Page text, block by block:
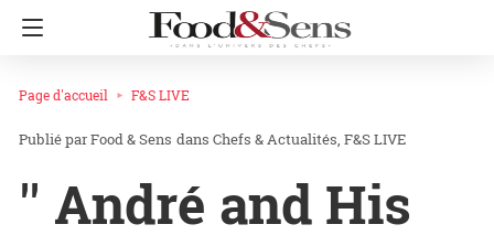
Page d'accueil F&S LIVE
Food & Sens dans Chefs & Actualités F&S LIVE
′′ André and His